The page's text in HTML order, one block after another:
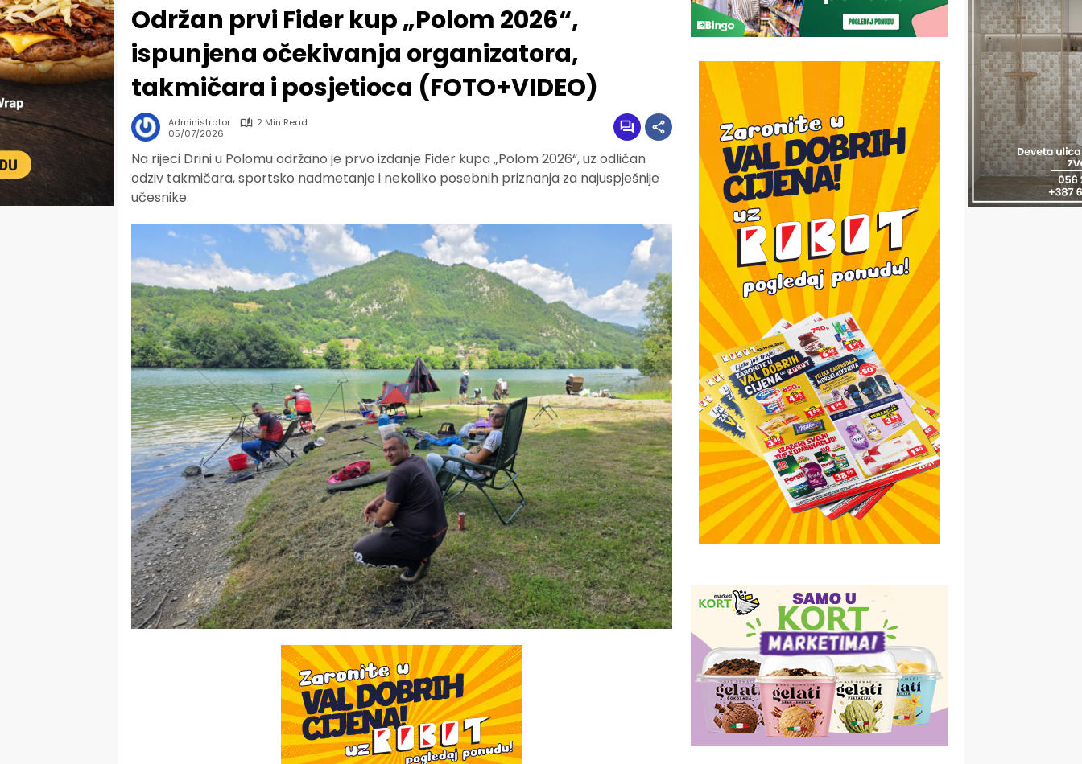
Održan prvi Fider kup „Polom 2026“,
ispunjena očekivanja organizatora,
takmičara i posjetioca (FOTO+VIDEO)
Administrator
2 Min Read
05/07/2026
Na rijeci Drini u Polomu održano je prvo izdanje Fider kupa „Polom 2026“, uz odličan
odziv takmičara, sportsko nadmetanje i nekoliko posebnih priznanja za najuspješnije
učesnike.